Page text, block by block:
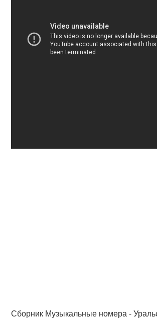
Сборник Музыкальные номера -